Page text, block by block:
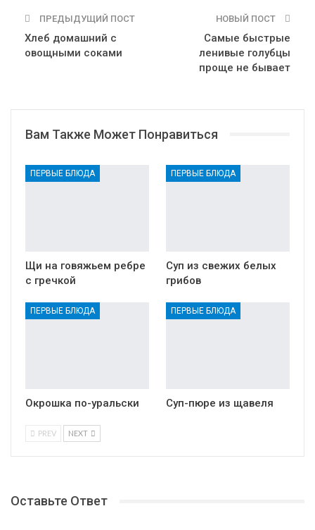
ПРЕДЫДУЩИЙ ПОСТ
Хлеб домашний с
овощными соками
НОВЫЙ ПОСТ
Самые быстрые
ленивые голубцы
проще не бывает
Вам Также Может Понравиться
ПЕРВЫЕ БЛЮДА
Щи на говяжьем ребре
с гречкой
ПЕРВЫЕ БЛЮДА
Суп из свежих белых
грибов
ПЕРВЫЕ БЛЮДА
Окрошка по-уральски
ПЕРВЫЕ БЛЮДА
Суп-пюре из щавеля
PREV NEXT
Оставьте Ответ